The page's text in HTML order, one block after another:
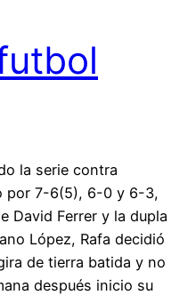
la serie contra
por 7-6(5), 6-0 y 6-3,
David Ferrer y la dupla
López, Rafa decidió
de tierra batida y no
después inicio su